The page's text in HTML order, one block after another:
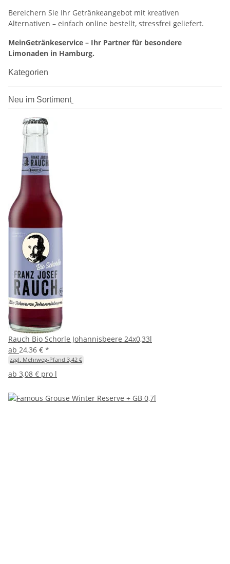
Bereichern Sie Ihr Getränkeangebot mit kreativen
Alternativen – einfach online bestellt, stressfrei geliefert.
MeinGetränkeservice – Ihr Partner für besondere
Limonaden in Hamburg.
Kategorien
Neu im Sortiment
Rauch Bio Schorle Johannisbeere 24x0,33l
ab 24,36 € *
zzgl. Mehrweg-Pfand 3,42 €
ab 3,08 € pro l